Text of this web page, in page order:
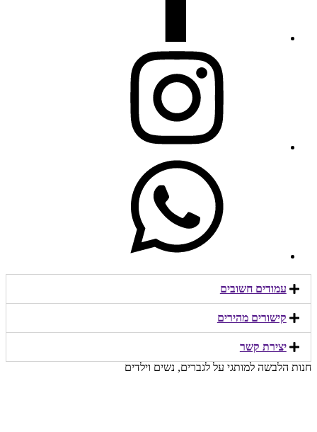
עמודים חשובים
קישורים מהירים​
יצירת קשר​
חנות הלבשה למותגי על לגברים, נשים וילדים